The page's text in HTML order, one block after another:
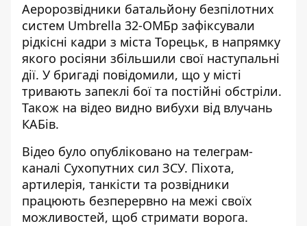
Аеророзвідники батальйону безпілотних
систем Umbrella 32-ОМБр зафіксували
рідкісні кадри з міста Торецьк, в напрямку
якого росіяни збільшили свої наступальні
дії. У бригаді повідомили, що у місті
тривають запеклі бої та постійні обстріли.
Також на відео видно вибухи від влучань
КАБів.
Відео було опубліковано на телеграм-
каналі Сухопутних сил ЗСУ. Піхота,
артилерія, танкісти та розвідники
працюють безперервно на межі своїх
можливостей, щоб стримати ворога.